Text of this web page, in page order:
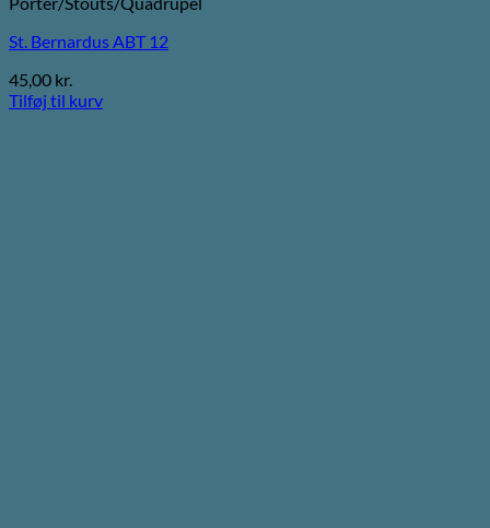
St. Bernardus ABT 12
45,00 kr.
Tilføj til kurv